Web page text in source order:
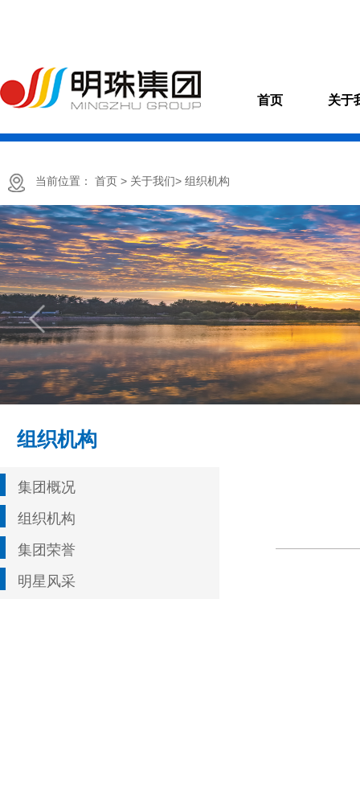
首页 关于
当前位置： 首页 > 关于我们> 组织机构
组织机构
集团概况
组织机构
集团荣誉
明星风采